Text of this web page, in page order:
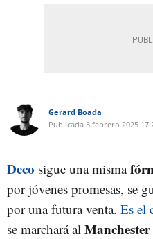
Gerard Boada
Publicada 3 febrero 2025
Deco sigue una misma
por jóvenes promesas, se
por una futura venta. Es el
se marchará al